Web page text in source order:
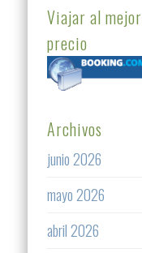
Viajar al mejor
precio
Archivos
junio 2026
mayo 2026
abril 2026